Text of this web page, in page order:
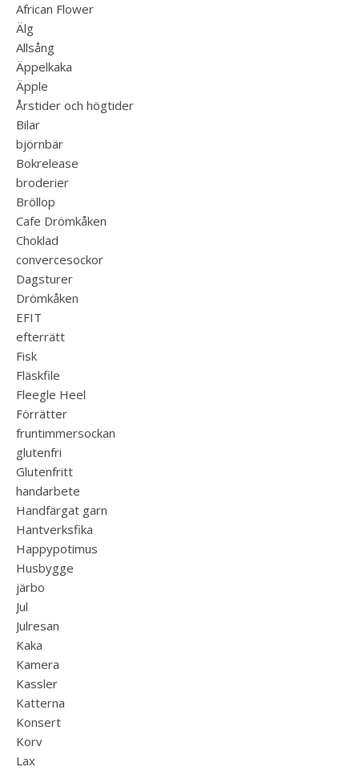
African Flower
Älg
Allsång
Äppelkaka
Äpple
Årstider och högtider
Bilar
björnbär
Bokrelease
broderier
Bröllop
Cafe Drömkåken
Choklad
convercesockor
Dagsturer
Drömkåken
EFIT
efterrätt
Fisk
Fläskfile
Fleegle Heel
Förrätter
fruntimmersockan
glutenfri
Glutenfritt
handarbete
Handfärgat garn
Hantverksfika
Happypotimus
Husbygge
järbo
Jul
Julresan
Kaka
Kamera
Kassler
Katterna
Konsert
Korv
Lax